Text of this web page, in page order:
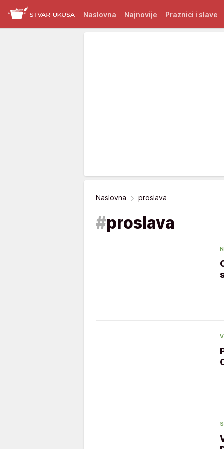
Naslovna Najnovije Praznici i slave
Naslovna proslava
#proslava